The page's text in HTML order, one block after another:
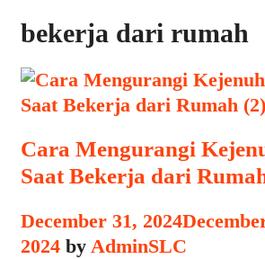
bekerja dari rumah
Cara Mengurangi
Saat Bekerja dari
December 31, 2024
2024 by AdminSLC